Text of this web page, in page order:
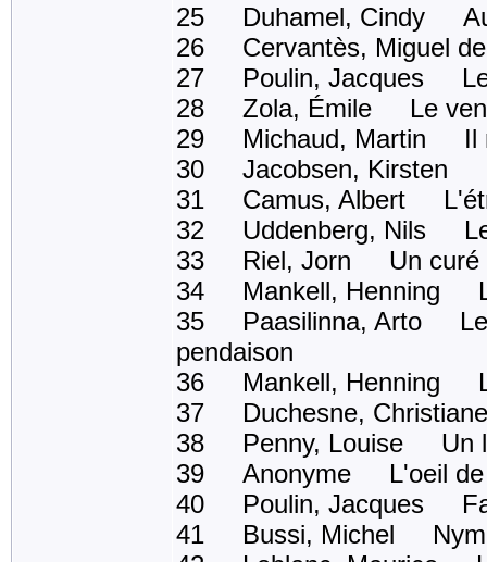
25 Duhamel, Cindy
26 Cervantès, Miguel
27 Poulin, Jacques Les
28 Zola, Émile Le
29 Michaud, Martin Il
30 Jacobsen, Kirsten
31 Camus, Albert
32 Uddenberg, Nils Le
33 Riel, Jorn Un curé
34 Mankell, Henning Le
35 Paasilinna, Arto Le
pendaison
36 Mankell, Henning
37 Duchesne,
38 Penny, Louise Un
39 Anonyme L'oeil de
40 Poulin, Jacques
41 Bussi, Michel